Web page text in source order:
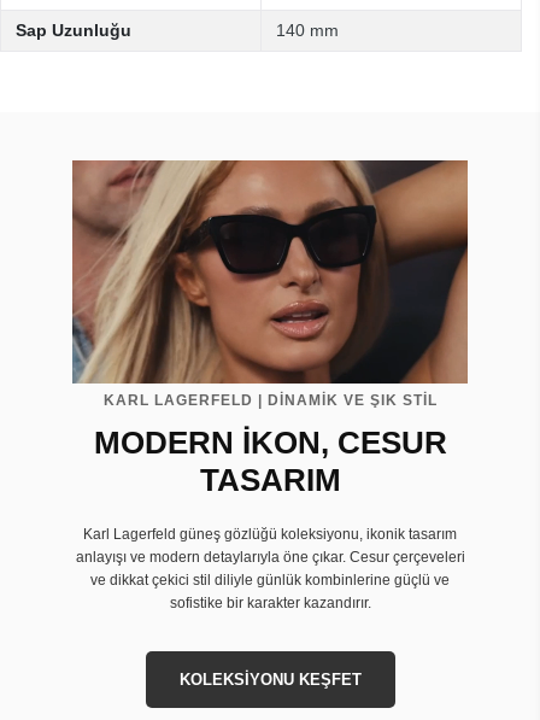
Sap Uzunluğu 140 mm
KARL LAGERFELD | DİNAMİK VE ŞIK STİL
MODERN İKON, CESUR
TASARIM
Karl Lagerfeld güneş gözlüğü koleksiyonu, ikonik tasarım
anlayışı ve modern detaylarıyla öne çıkar. Cesur çerçeveleri
ve dikkat çekici stil diliyle günlük kombinlerine güçlü ve
sofistike bir karakter kazandırır.
KOLEKSİYONU KEŞFET